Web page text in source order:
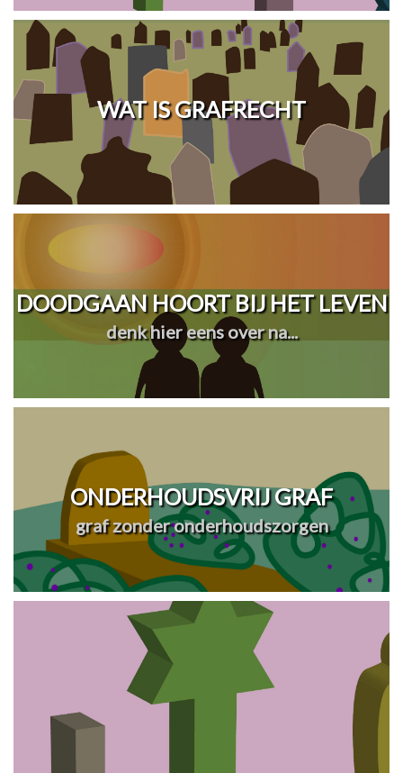
WAT IS GRAFRECHT
DOODGAAN HOORT BIJ HET LEVEN
denk hier eens over na...
ONDERHOUDSVRIJ GRAF
graf zonder onderhoudszorgen